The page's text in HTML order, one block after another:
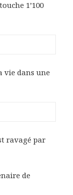
1’100
vie dans une
ravagé par
de